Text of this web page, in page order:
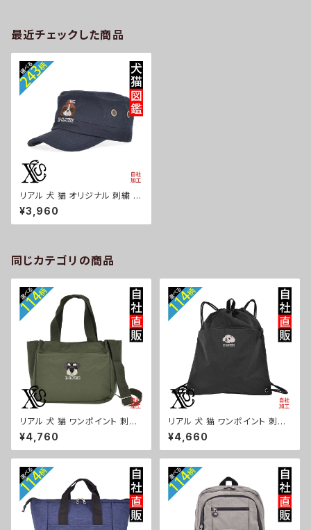
最近チェックした商品
リアル 犬 猫 オリジナル 刺繍 ワ
ンポイント ワークキャップ メン
ズ レディース 帽子 自社ブランド
ロゴ グッズ 柄 誕生日 プレゼン
ri-a-cap35-b10-s
¥3,960
同じカテゴリの商品
リアル 犬 猫 ワンポイント 刺繍
トート ショルダーバッグ カジュ
アル 軽量 レディース メンズ 雑
貨 グッズ 自社ブランド 柄 ギフト
ザー パグ ビションフリーゼ ori-
a-bg181-b10-s
¥4,760
リアル 犬 猫 ワンポイント 刺繍
撥水 ナイロン ナップサック メン
ズ 大容量 ジム サブバッグ レデ
ィース 雑貨 グッズ 自社ブランド
シュナウザー パグ ビションフリ
ーゼ ori-a-bg180-b10-s
¥4,660